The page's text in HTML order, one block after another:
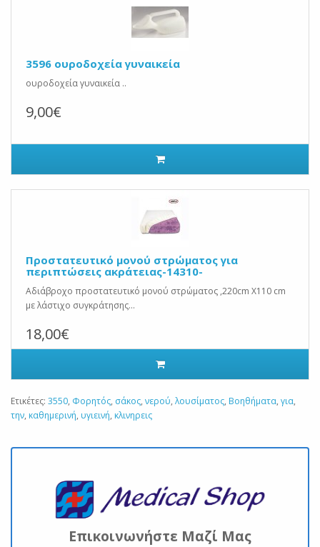
3596 ουροδοχεία γυναικεία
ουροδοχεία γυναικεία ..
9,00€
Προστατευτικό μονού στρώματος για
περιπτώσεις ακράτειας-14310-
Αδιάβροχο προστατευτικό μονού στρώματος ,220cm X110 cm
με λάστιχο συγκράτησης...
18,00€
Ετικέτες: 3550, Φορητός, σάκος, νερού, λουσίματος, Βοηθήματα, για,
την, καθημερινή, υγιεινή, κλινηρεις
Επικοινωνήστε Μαζί Μας